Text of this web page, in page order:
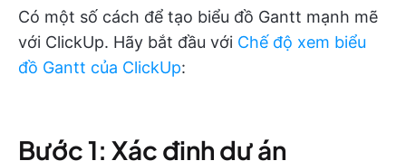
Có một số cách để tạo biểu đồ Gantt mạnh mẽ
với ClickUp. Hãy bắt đầu với Chế độ xem biểu
đồ Gantt của ClickUp:
Bước 1: Xác định dự án